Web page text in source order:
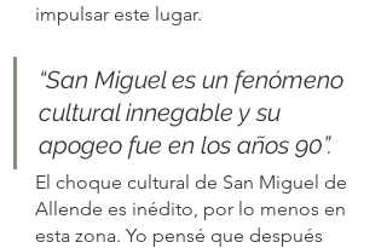
impulsar este lugar.
“San Miguel es un fenómeno
cultural innegable y su
apogeo fue en los años 90”.
El choque cultural de San Miguel de
Allende es inédito, por lo menos en
esta zona. Yo pensé que después